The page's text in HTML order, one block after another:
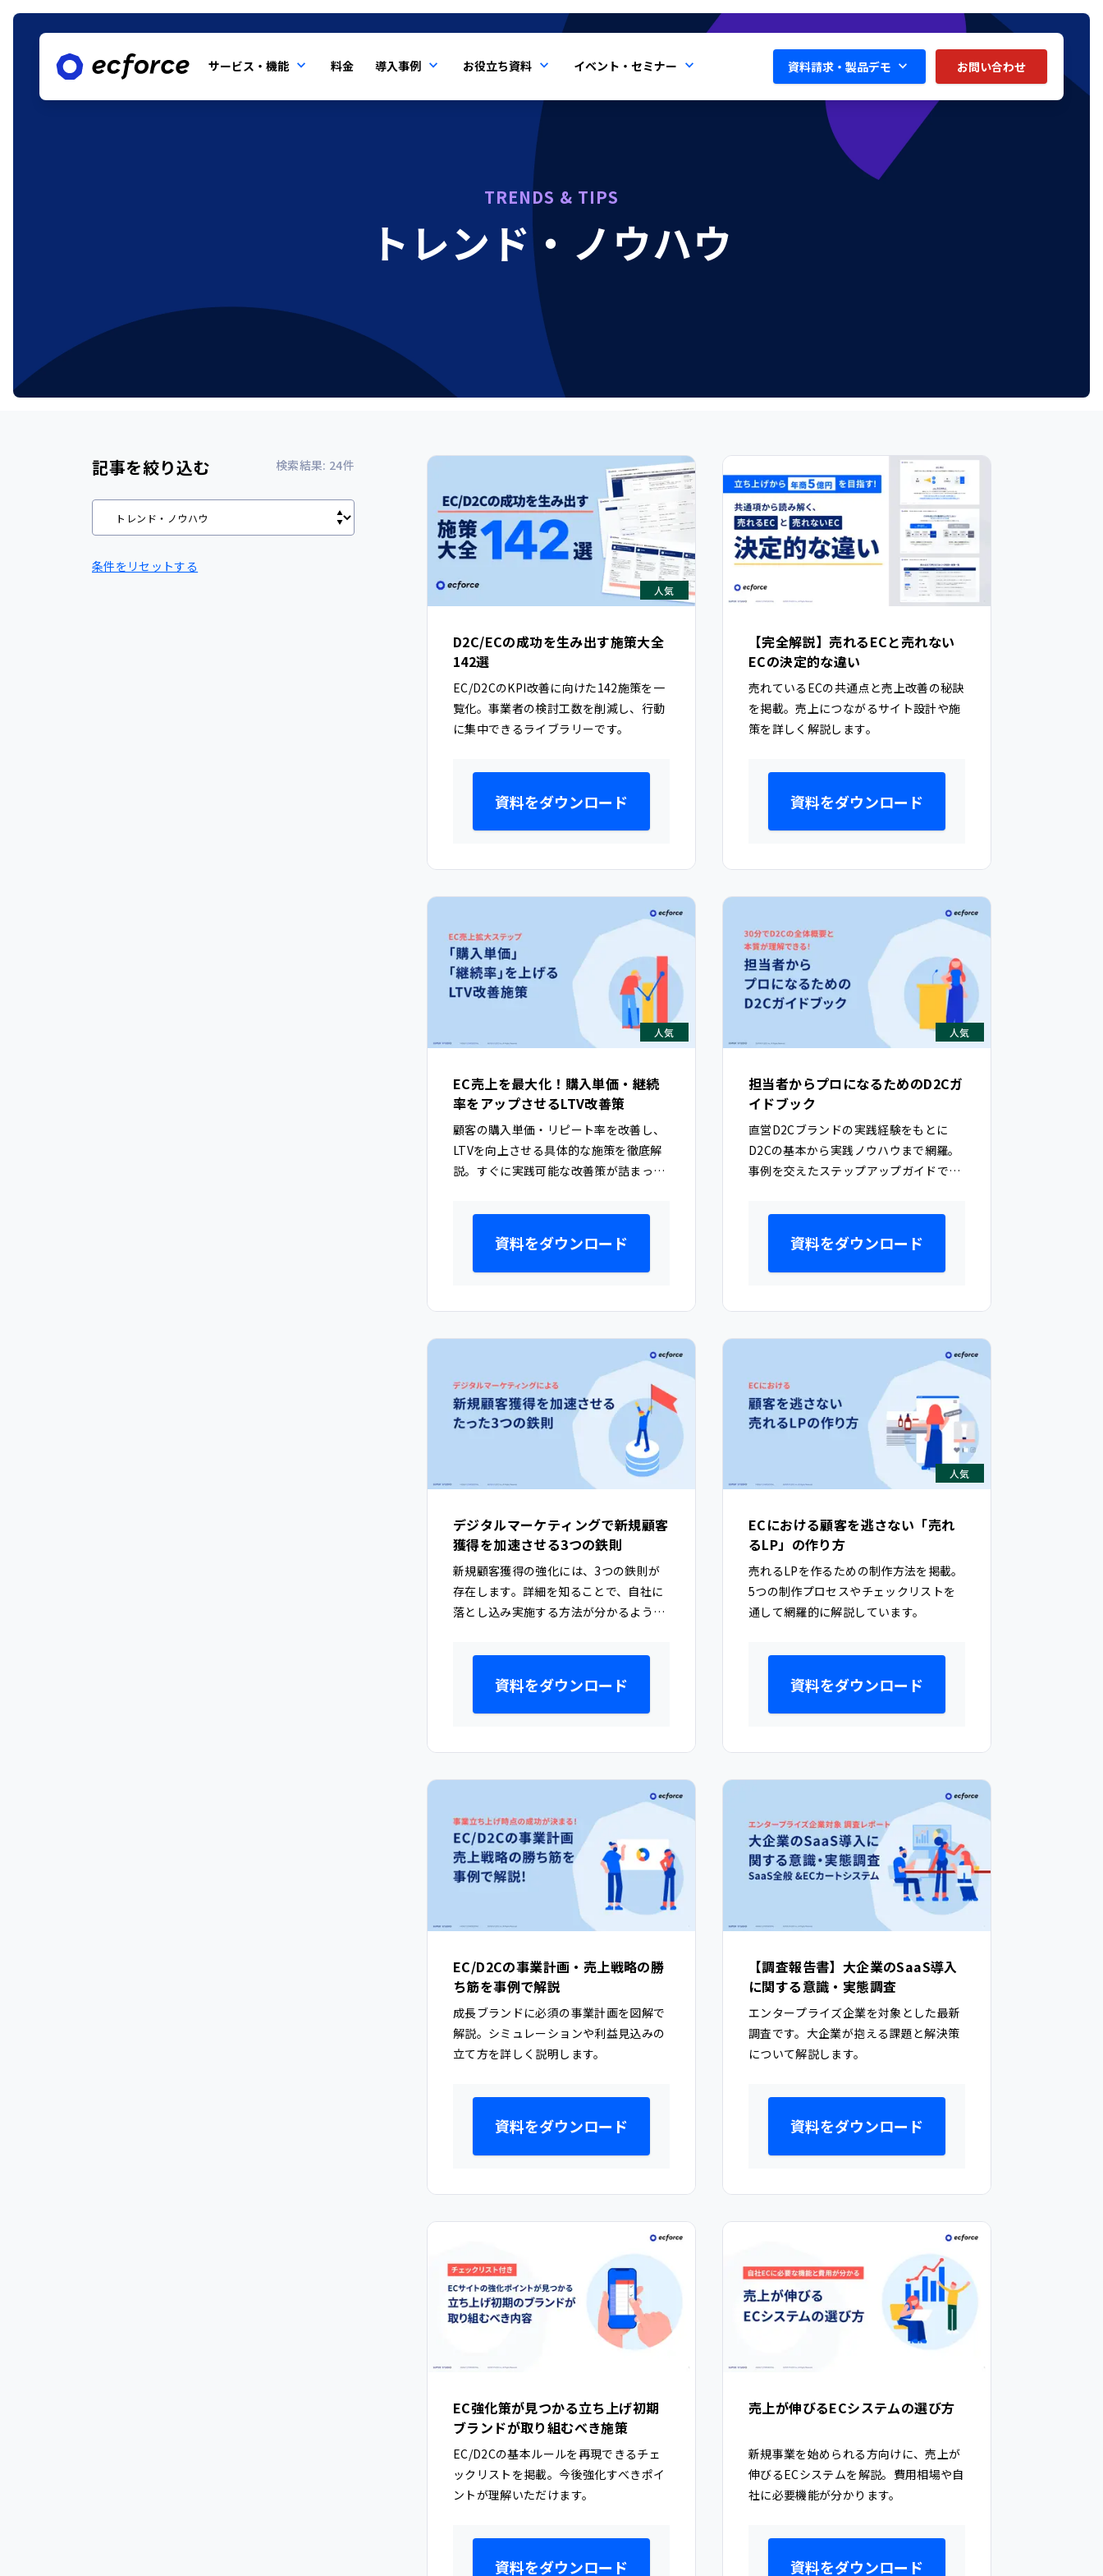
サービス・機能 料金 導入事例 お役立ち資料 イベント・セミナー 資料請求・製品デモ お問い合わせ
TRENDS & TIPS
トレンド・ノウハウ
記事を絞り込む 検索結果: 24件
条件をリセットする
人気
D2C/ECの成功を生み出す施策大全
142選
EC/D2CのKPI改善に向けた142施策を一
覧化。事業者の検討工数を削減し、行動
に集中できるライブラリーです。
資料をダウンロード
【完全解説】売れるECと売れない
ECの決定的な違い
売れているECの共通点と売上改善の秘訣
を掲載。売上につながるサイト設計や施
策を詳しく解説します。
資料をダウンロード
人気
EC売上を最大化！購入単価・継続
率をアップさせるLTV改善策
顧客の購入単価・リピート率を改善し、
LTVを向上させる具体的な施策を徹底解
説。すぐに実践可能な改善策が詰まった
資料をダウンロード
人気
担当者からプロになるためのD2Cガ
イドブック
直営D2Cブランドの実践経験をもとに
D2Cの基本から実践ノウハウまで網羅。
事例を交えたステップアップガイドで
資料をダウンロード
デジタルマーケティングで新規顧客
獲得を加速させる3つの鉄則
新規顧客獲得の強化には、3つの鉄則が
存在します。詳細を知ることで、自社に
落とし込み実施する方法が分かるように
資料をダウンロード
人気
ECにおける顧客を逃さない「売れ
るLP」の作り方
売れるLPを作るための制作方法を掲載。
5つの制作プロセスやチェックリストを
通して網羅的に解説しています。
資料をダウンロード
EC/D2Cの事業計画・売上戦略の勝
ち筋を事例で解説
成長ブランドに必須の事業計画を図解で
解説。シミュレーションや利益見込みの
立て方を詳しく説明します。
資料をダウンロード
【調査報告書】大企業のSaaS導入
に関する意識・実態調査
エンタープライズ企業を対象とした最新
調査です。大企業が抱える課題と解決策
について解説します。
資料をダウンロード
EC強化策が見つかる立ち上げ初期
ブランドが取り組むべき施策
EC/D2Cの基本ルールを再現できるチェ
ックリストを掲載。今後強化すべきポイ
ントが理解いただけます。
資料をダウンロード
売上が伸びるECシステムの選び方
新規事業を始められる方向けに、売上が
伸びるECシステムを解説。費用相場や自
社に必要機能が分かります。
資料をダウンロード